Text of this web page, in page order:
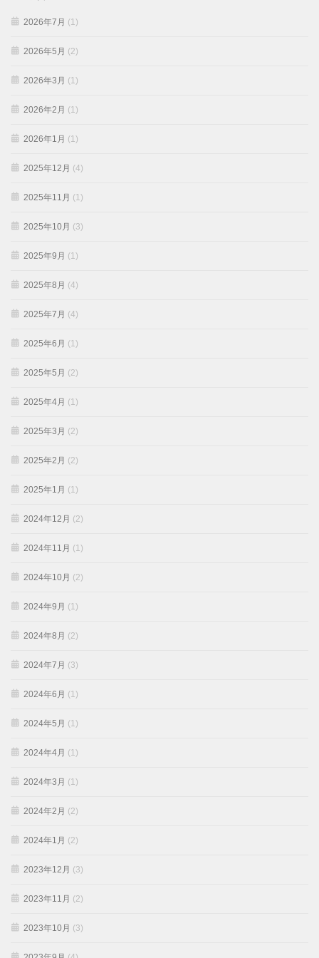
2026年7月 (1)
2026年5月 (2)
2026年3月 (1)
2026年2月 (1)
2026年1月 (1)
2025年12月 (4)
2025年11月 (1)
2025年10月 (3)
2025年9月 (1)
2025年8月 (4)
2025年7月 (4)
2025年6月 (1)
2025年5月 (2)
2025年4月 (1)
2025年3月 (2)
2025年2月 (2)
2025年1月 (1)
2024年12月 (2)
2024年11月 (1)
2024年10月 (2)
2024年9月 (1)
2024年8月 (2)
2024年7月 (3)
2024年6月 (1)
2024年5月 (1)
2024年4月 (1)
2024年3月 (1)
2024年2月 (2)
2024年1月 (2)
2023年12月 (3)
2023年11月 (2)
2023年10月 (3)